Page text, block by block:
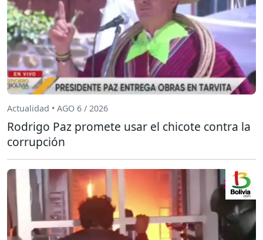
Actualidad • AGO 6 / 2026
Rodrigo Paz promete usar el chicote contra la
corrupción